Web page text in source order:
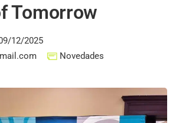
Tomorrow
12/2025
Novedades